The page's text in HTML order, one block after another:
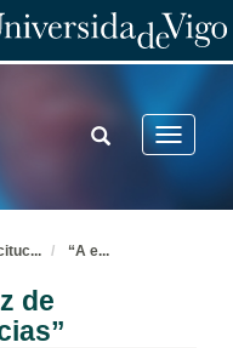
Toggle
TOGGLE
SEARCH
... “A e...
de